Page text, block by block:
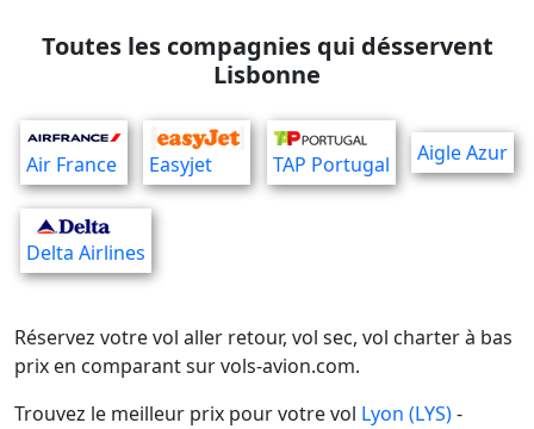
Toutes les compagnies qui désservent
Lisbonne
Air France Easyjet TAP Portugal Aigle Azur
Delta Airlines
Réservez votre vol aller retour, vol sec, vol charter à bas
prix en comparant sur vols-avion.com.
Trouvez le meilleur prix pour votre vol Lyon (LYS)-